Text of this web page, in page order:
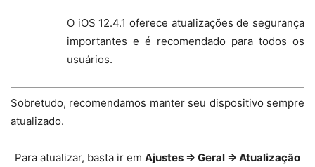
O iOS 12.4.1 oferece atualizações de segurança
importantes e é recomendado para todos os
usuários.
Sobretudo, recomendamos manter seu dispositivo sempre
atualizado.
Para atualizar, basta ir em Ajustes ⇒ Geral ⇒ Atualização